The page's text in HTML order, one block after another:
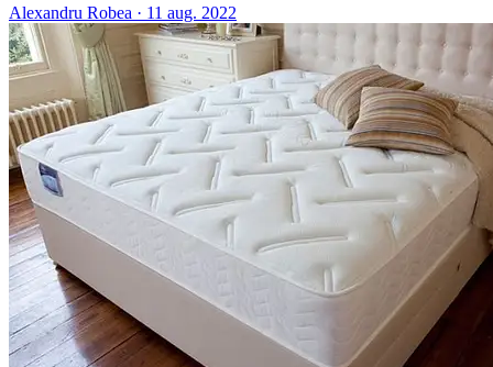
Alexandru Robea · 11 aug. 2022